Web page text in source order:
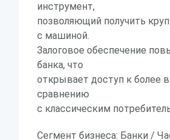
инструмент,
позволяющий получить
с машиной.
Залоговое обеспечение
банка, что
открывает доступ к более
сравнению
с классическим
Сегмент бизнеса: Банки /